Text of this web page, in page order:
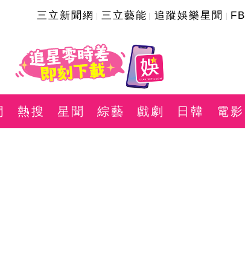
三立新聞網 三立藝能 追蹤娛樂星聞 FB
熱搜 星聞 綜藝 戲劇 日韓 電影